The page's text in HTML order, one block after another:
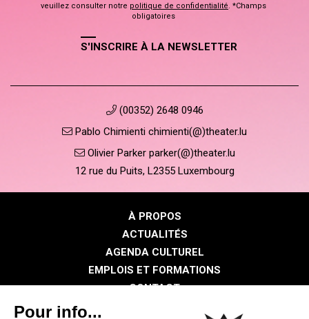
veuillez consulter notre politique de confidentialité. *Champs
obligatoires
S'INSCRIRE À LA NEWSLETTER
(00352) 2648 0946
Pablo Chimienti chimienti(@)theater.lu
Olivier Parker parker(@)theater.lu
12 rue du Puits, L2355 Luxembourg
À PROPOS
ACTUALITÉS
AGENDA CULTUREL
EMPLOIS ET FORMATIONS
CONTACT